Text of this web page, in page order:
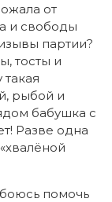
от
и свободы
партии?
тосты и
рыбой и
бабушка с
Разве одна
помочь